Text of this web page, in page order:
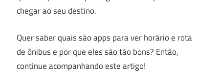
chegar ao seu destino.
Quer saber quais são apps para ver horário e rota
de ônibus e por que eles são tão bons? Então,
continue acompanhando este artigo!